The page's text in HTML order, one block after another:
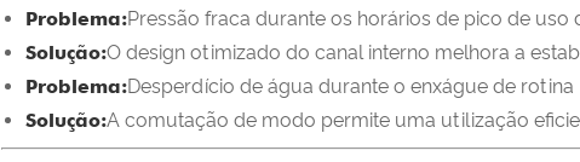
Problema:Pressão fraca durante os horários de pico de uso
Solução:O design otimizado do canal interno melhora a
Problema:Desperdício de água durante o enxágue de rotina
Solução:A comutação de modo permite uma utilização